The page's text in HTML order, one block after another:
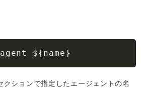
${name}
ションで指定したエージェントの名